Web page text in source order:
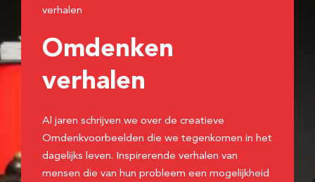
verhalen
Omdenken
verhalen
Al jaren schrijven we over de creatieve
Omdenkvoorbeelden die we tegenkomen in het
dagelijks leven. Inspirerende verhalen van
mensen die van hun probleem een mogelijkheid